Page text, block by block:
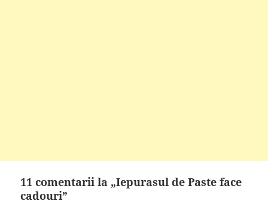
11 comentarii la „Iepurasul de Paste face
cadouri”